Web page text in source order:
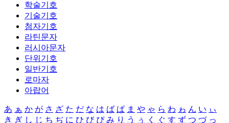
학술기호
기술기호
첨자기호
라틴문자
러시아문자
단위기호
일반기호
로마자
아랍어
あ ぁ か が さ ざ た だ な は ば ぱ ま や ゃ ら わ ゎ ん い ぃ
き ぎ し じ ち ぢ に ひ び ぴ み り う ぅ く ぐ す ず つ づ っ